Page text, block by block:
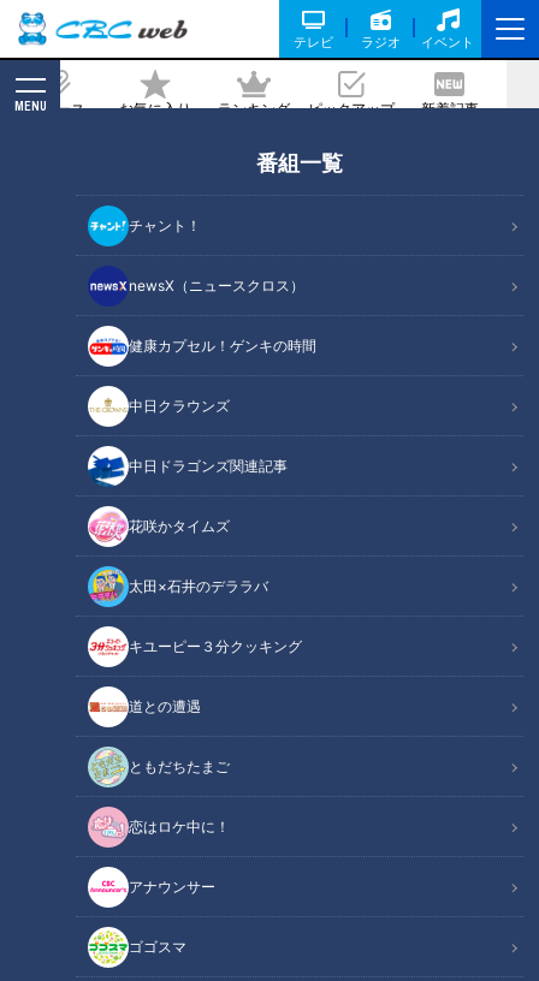
テレビ ラジオ イベント
ニュース お気に入り ランキング ピックアップ 新着記事
MENU
番組一覧
チャント！
newsX（ニュースクロス）
健康カプセル！ゲンキの時間
中日クラウンズ
中日ドラゴンズ関連記事
花咲かタイムズ
太田×石井のデララバ
キユーピー３分クッキング
道との遭遇
ともだちたまご
恋はロケ中に！
アナウンサー
ゴゴスマ
残る鉱山の“地下坑道跡”も
記事に戻る
明治時代の隧道が眠る廃道 当時のまま残る鉱山の“地下坑道跡”も
この記事の画像